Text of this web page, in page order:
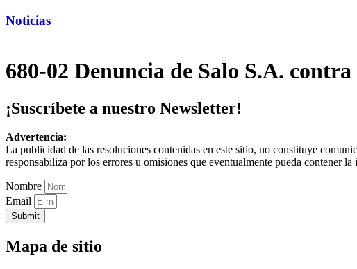
Noticias
680-02 Denuncia de Salo S.A.
¡Suscríbete a nuestro Newsletter!
Advertencia:
La publicidad de las resoluciones contenidas en este sitio, no constituye
responsabiliza por los errores u omisiones que eventualmente pueda contener
Nombre
Email
Submit
Mapa de sitio